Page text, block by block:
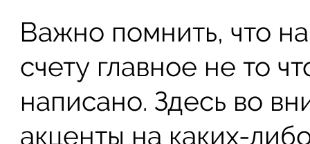
Важно помнить, что
счету главное не то
написано. Здесь во
акценты на каких-